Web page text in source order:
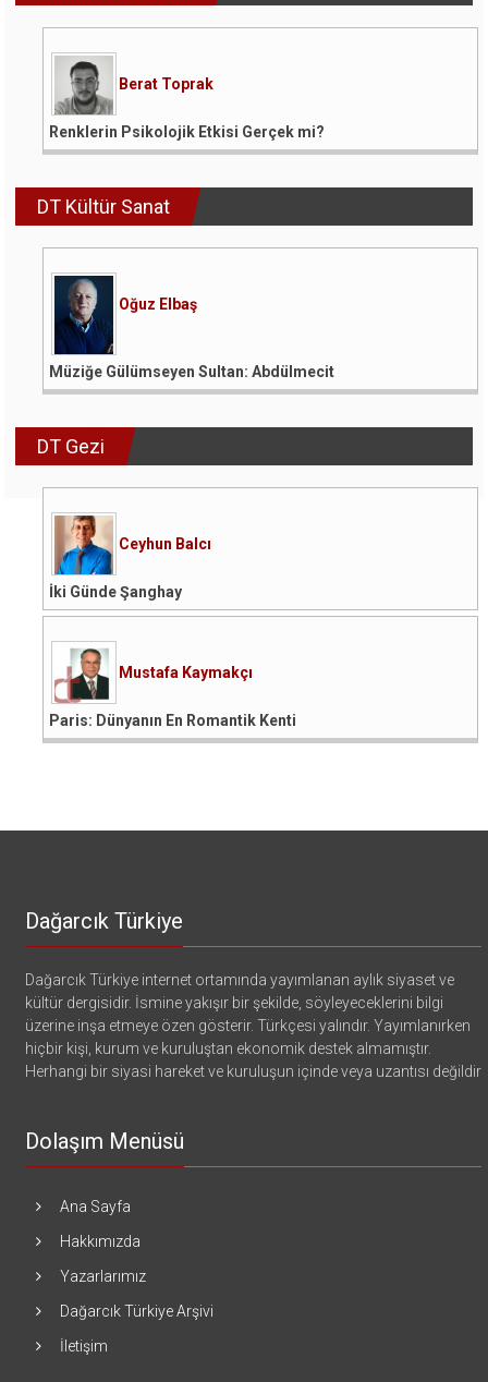
Berat Toprak
Renklerin Psikolojik Etkisi Gerçek mi?
DT Kültür Sanat
Oğuz Elbaş
Müziğe Gülümseyen Sultan: Abdülmecit
DT Gezi
Ceyhun Balcı
İki Günde Şanghay
Mustafa Kaymakçı
Paris: Dünyanın En Romantik Kenti
Dağarcık Türkiye
Dağarcık Türkiye internet ortamında yayımlanan aylık siyaset ve
kültür dergisidir. İsmine yakışır bir şekilde, söyleyeceklerini bilgi
üzerine inşa etmeye özen gösterir. Türkçesi yalındır. Yayımlanırken
hiçbir kişi, kurum ve kuruluştan ekonomik destek almamıştır.
Herhangi bir siyasi hareket ve kuruluşun içinde veya uzantısı değildir
Dolaşım Menüsü
Ana Sayfa
Hakkımızda
Yazarlarımız
Dağarcık Türkiye Arşivi
İletişim